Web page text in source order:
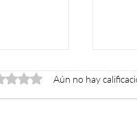
0 de 5 estrellas.
Aún no hay